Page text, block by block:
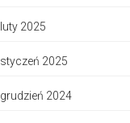
luty 2025
styczeń 2025
grudzień 2024